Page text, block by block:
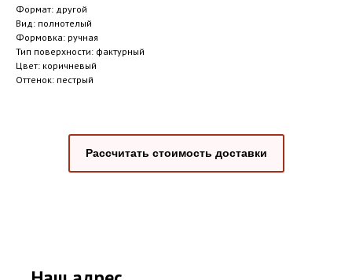
Формат: другой
Вид: полнотелый
Формовка: ручная
Тип поверхности: фактурный
Цвет: коричневый
Оттенок: пестрый
Рассчитать стоимость доставки